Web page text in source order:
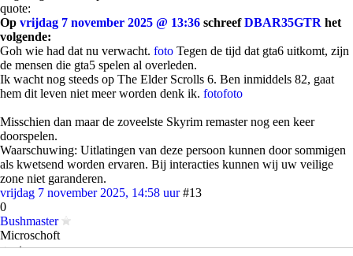
quote:
Op vrijdag 7 november 2025 @ 13:36 schreefDBAR35GTR het
volgende:
Goh wie had dat nu verwacht. foto Tegen de tijd dat gta6 uitkomt, zijn
de mensen die gta5 spelen al overleden.
Ik wacht nog steeds op The Elder Scrolls 6. Ben inmiddels 82, gaat
hem dit leven niet meer worden denk ik. fotofoto
Misschien dan maar de zoveelste Skyrim remaster nog een keer
doorspelen.
Waarschuwing: Uitlatingen van deze persoon kunnen door sommigen
als kwetsend worden ervaren. Bij interacties kunnen wij uw veilige
zone niet garanderen.
vrijdag 7 november 2025, 14:58 uur #13
0
Bushmaster
Microschoft
quote: